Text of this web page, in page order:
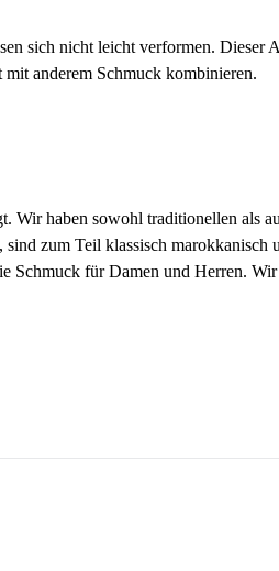
sich nicht leicht verformen. Dieser
anderem Schmuck kombinieren.
Wir haben sowohl traditionellen als
zum Teil klassisch marokkanisch
Schmuck für Damen und Herren. Wir